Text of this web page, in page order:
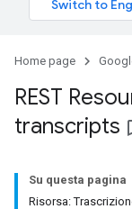
Home page
REST
transcripts
Su questa pagina
Risorsa: